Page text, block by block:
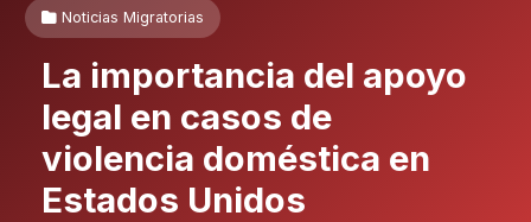
Noticias Migratorias
La importancia del apoyo
legal en casos de
violencia doméstica en
Estados Unidos